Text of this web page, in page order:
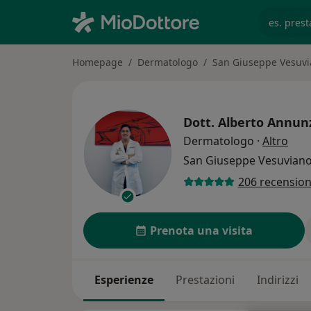
Homepage Dermatologo San Giuseppe
Dott. Alberto
Dermatologo · Altro
San Giuseppe Vesuviano
206
Prenota una visita
Esperienze Prestazioni Indirizzi